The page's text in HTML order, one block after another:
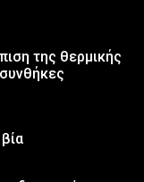
της θερμικής